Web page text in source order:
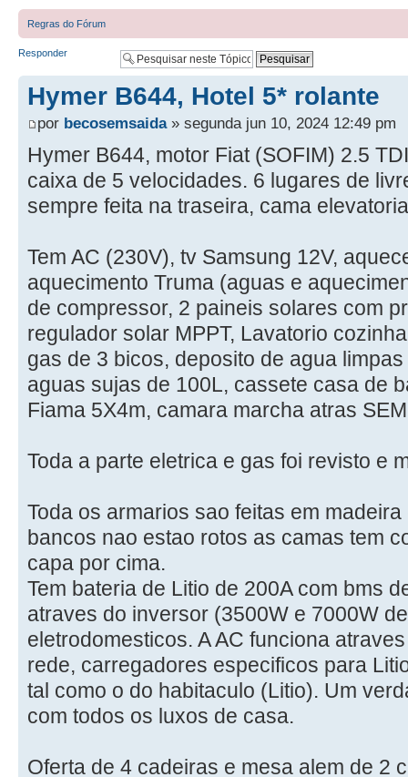
Regras do Fórum
Responder
Hymer B644, Hotel 5* rolante
por becosemsaida» segunda jun 10, 2024 12:49 pm
Hymer B644, motor Fiat (SOFIM) 2.5
caixa de 5 velocidades. 6 lugares de
sempre feita na traseira, cama
Tem AC (230V), tv Samsung 12V,
aquecimento Truma (aguas e
de compressor, 2 paineis solares com
regulador solar MPPT, Lavatorio
gas de 3 bicos, deposito de agua
aguas sujas de 100L, cassete casa de
Fiama 5X4m, camara marcha atras
Toda a parte eletrica e gas foi revisto e
Toda os armarios sao feitas em
bancos nao estao rotos as camas tem
capa por cima.
Tem bateria de Litio de 200A com bms
atraves do inversor (3500W e 7000W
eletrodomesticos. A AC funciona
rede, carregadores especificos para
tal como o do habitaculo (Litio). Um
com todos os luxos de casa.
Oferta de 4 cadeiras e mesa alem de 2